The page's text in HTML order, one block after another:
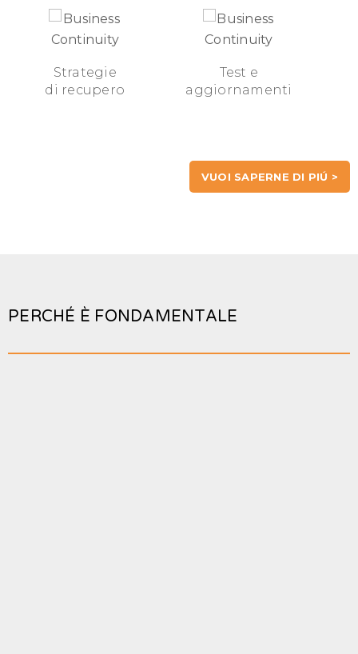
Strategie
di recupero
Test e
aggiornamenti
VUOI SAPERNE DI PIÚ >
PERCHÉ È FONDAMENTALE